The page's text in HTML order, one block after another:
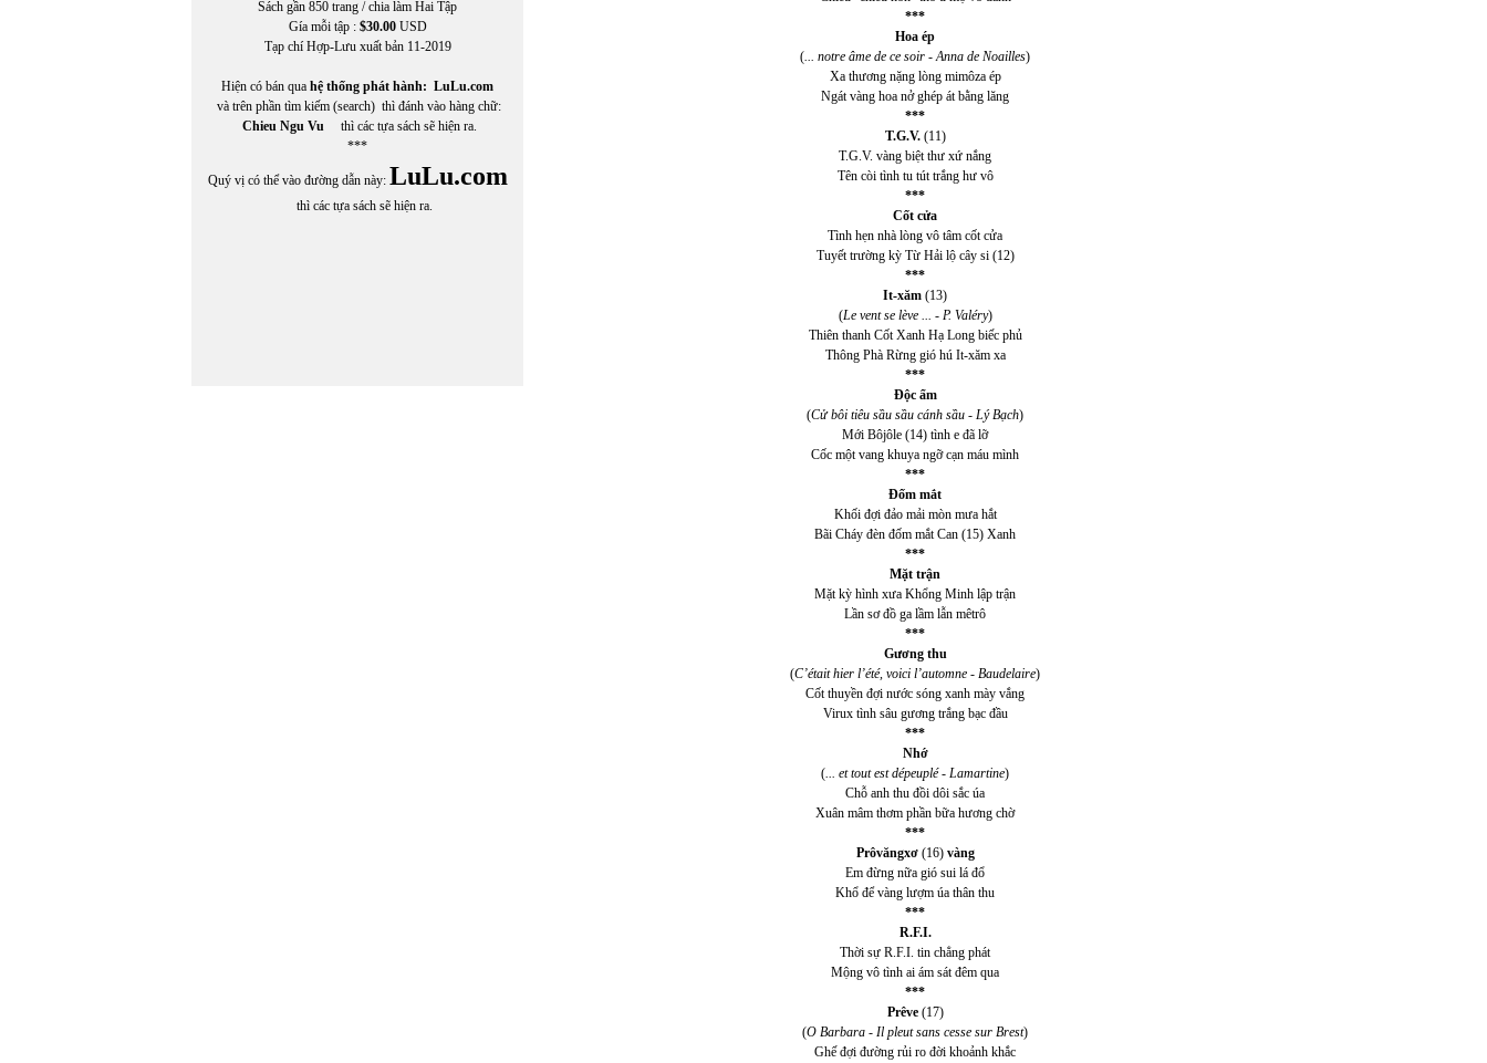
Sách gần 850 trang / chia làm Hai Tập
Gía mỗi tập : $30.00USD
Tạp chí Hợp-Lưu xuất bản 11-2019
Hiện có bán qua hệ thống phát hành: LuLu.com
và trên phần tìm kiếm (search) thì đánh vào hàng chữ:
Chieu Ngu Vu thì các tựa sách sẽ hiện ra.
***
Quý vị có thể vào đường dẫn này: LuLu.com
thì các tựa sách sẽ hiện ra.
***
Hoa ép
(... notre âme de ce soir - Anna de Noailles)
Xa thương nặng lòng mimôza ép
Ngát vàng hoa nở ghép át bằng lăng
***
T.G.V.(11)
T.G.V. vàng biệt thư xứ nắng
Tên còi tình tu tút trắng hư vô
***
Cốt cửa
Tình hẹn nhà lòng vô tâm cốt cửa
Tuyết trường kỳ Từ Hải lộ cây si (12)
***
It-xăm (13)
(Le vent se lève ... - P. Valéry)
Thiên thanh Cốt Xanh Hạ Long biếc phủ
Thông Phà Rừng gió hú It-xăm xa
***
Độc ẩm
(Cử bôi tiêu sầu sầu cánh sầu - Lý Bạch)
Mới Bôjôle (14) tình e đã lỡ
Cốc một vang khuya ngỡ cạn máu mình
***
Đốm mắt
Khối đợi đảo mải mòn mưa hắt
Bãi Cháy đèn đốm mắt Can (15) Xanh
***
Mặt trận
Mặt kỳ hình xưa Khổng Minh lập trận
Lần sơ đồ ga lầm lẫn mêtrô
***
Gương thu
(C’était hier l’été, voici l’automne - Baudelaire)
Cốt thuyền đợi nước sóng xanh mày vắng
Virux tình sâu gương trắng bạc đầu
***
Nhớ
(... et tout est dépeuplé - Lamartine)
Chỗ anh thu đồi dôi sắc úa
Xuân mâm thơm phần bữa hương chờ
***
Prôvăngxơ(16)vàng
Em đừng nữa gió sui lá đổ
Khổ để vàng lượm úa thân thu
***
R.F.I.
Thời sự R.F.I. tin chẳng phát
Mộng vô tình ai ám sát đêm qua
***
Prêve (17)
(O Barbara - Il pleut sans cesse sur Brest)
Ghế đợi đường rủi ro đời khoảnh khắc